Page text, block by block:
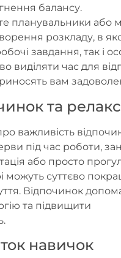
балансу.
планувальники або
розкладу, в
завдання, так і
виділяти час для
вам
та
важливість
під час роботи,
або просто
можуть суттєво
Відпочинок
та підвищити
навичок